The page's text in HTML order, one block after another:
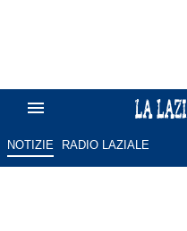
NOTIZIE RADIO LAZIALE